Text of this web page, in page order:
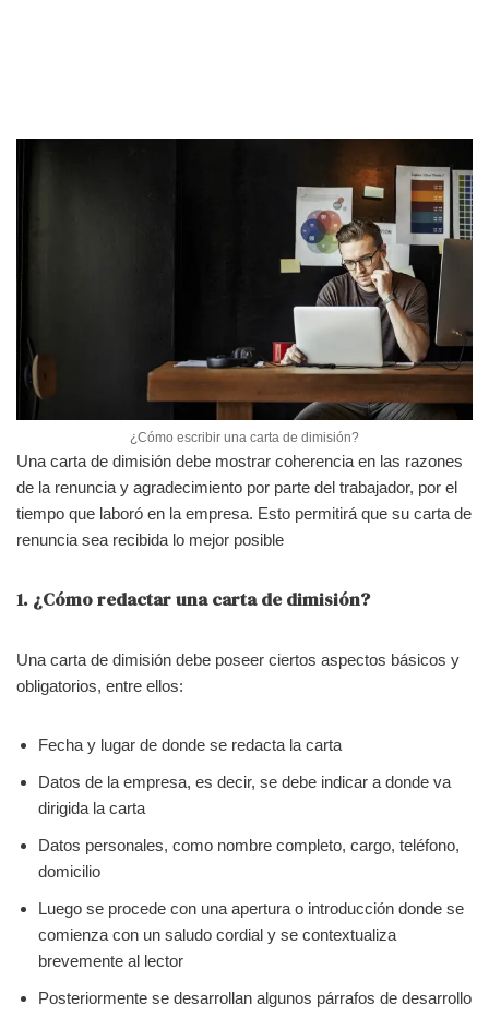
¿Cómo escribir una carta de dimisión?
Una carta de dimisión debe mostrar coherencia en las razones
de la renuncia y agradecimiento por parte del trabajador, por el
tiempo que laboró en la empresa. Esto permitirá que su carta de
renuncia sea recibida lo mejor posible
1. ¿Cómo redactar una carta de dimisión?
Una carta de dimisión debe poseer ciertos aspectos básicos y
obligatorios, entre ellos:
Fecha y lugar de donde se redacta la carta
Datos de la empresa, es decir, se debe indicar a donde va
dirigida la carta
Datos personales, como nombre completo, cargo, teléfono,
domicilio
Luego se procede con una apertura o introducción donde se
comienza con un saludo cordial y se contextualiza
brevemente al lector
Posteriormente se desarrollan algunos párrafos de desarrollo